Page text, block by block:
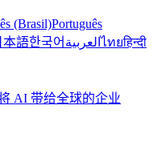
(Brasil)Português
本語한국어 العربيةไทยहिन्दी
AI 带给全球的企业